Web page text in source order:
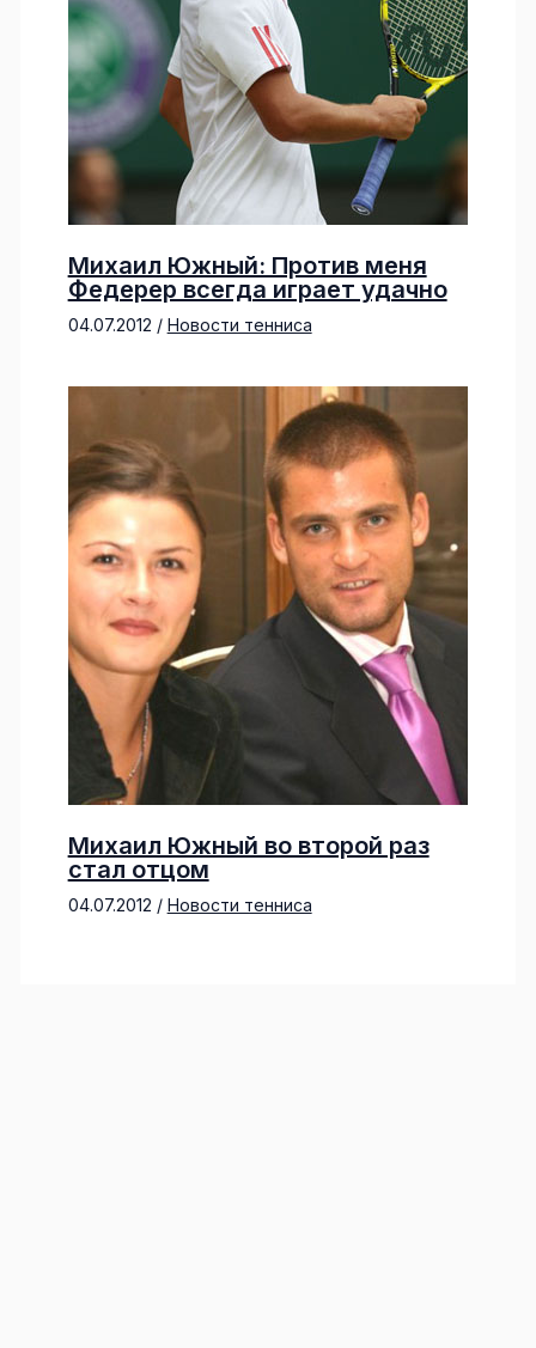
Михаил Южный: Против меня
Федерер всегда играет удачно
04.07.2012 / Новости тенниса
Михаил Южный во второй раз
стал отцом
04.07.2012 / Новости тенниса